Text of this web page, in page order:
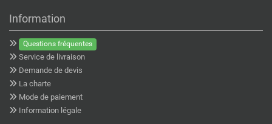
Information
Questions fréquentes
Service de livraison
Demande de devis
La charte
Mode de paiement
Information légale